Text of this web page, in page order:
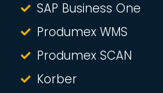
SAP Business One
Produmex WMS
Produmex SCAN
Korber